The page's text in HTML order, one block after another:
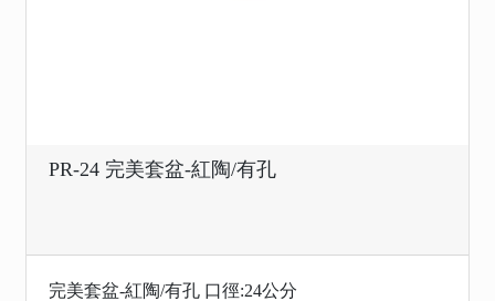
PR-24 完美套盆-紅陶/有孔
完美套盆-紅陶/有孔 口徑:24公分